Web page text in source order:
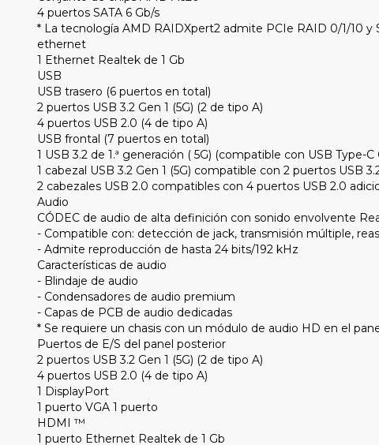
4 puertos SATA 6 Gb/s
* La tecnología AMD RAIDXpert2 admite PCIe RAID 0/1/10 y
ethernet
1 Ethernet Realtek de 1 Gb
USB
USB trasero (6 puertos en total)
2 puertos USB 3.2 Gen 1 (5G) (2 de tipo A)
4 puertos USB 2.0 (4 de tipo A)
USB frontal (7 puertos en total)
1 USB 3.2 de 1.ª generación ( 5G) (compatible con USB Type-C
1 cabezal USB 3.2 Gen 1 (5G) compatible con 2 puertos USB
2 cabezales USB 2.0 compatibles con 4 puertos USB 2.0
Audio
CÓDEC de audio de alta definición con sonido envolvente
- Compatible con: detección de jack, transmisión múltiple,
- Admite reproducción de hasta 24 bits/192 kHz
Características de audio
- Blindaje de audio
- Condensadores de audio premium
- Capas de PCB de audio dedicadas
* Se requiere un chasis con un módulo de audio HD en el
Puertos de E/S del panel posterior
2 puertos USB 3.2 Gen 1 (5G) (2 de tipo A)
4 puertos USB 2.0 (4 de tipo A)
1 DisplayPort
1 puerto VGA 1 puerto
HDMI ™
1 puerto Ethernet Realtek de 1 Gb